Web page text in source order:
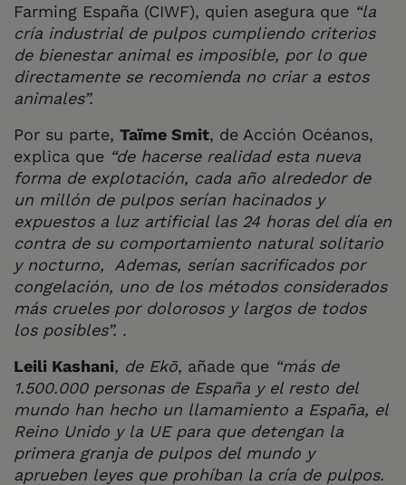
Farming España (CIWF), quien asegura que “la
cría industrial de pulpos cumpliendo criterios
de bienestar animal es imposible, por lo que
directamente se recomienda no criar a estos
animales”.
Por su parte, Taïme Smit, de Acción Océanos,
explica que “de hacerse realidad esta nueva
forma de explotación, cada año alrededor de
un millón de pulpos serían hacinados y
expuestos a luz artificial las 24 horas del día en
contra de su comportamiento natural solitario
y nocturno, Ademas, serían sacrificados por
congelación, uno de los métodos considerados
más crueles por dolorosos y largos de todos
los posibles”. .
Leili Kashani, de Ekō, añade que “más de
1.500.000 personas de España y el resto del
mundo han hecho un llamamiento a España, el
Reino Unido y la UE para que detengan la
primera granja de pulpos del mundo y
aprueben leyes que prohíban la cría de pulpos.